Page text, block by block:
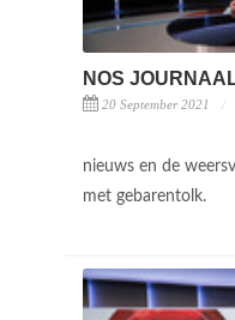
NOS
20 September 2021
nieuws en de
met gebarentolk.